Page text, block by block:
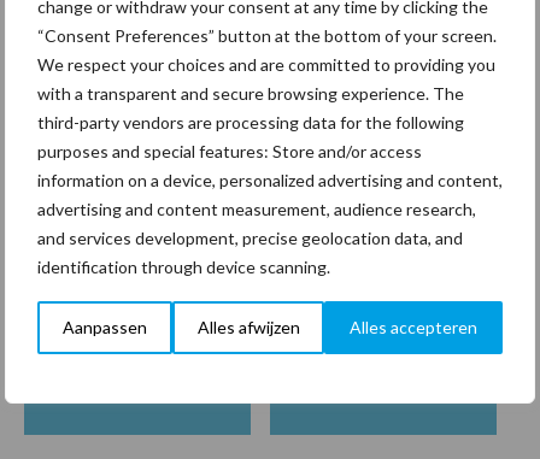
change or withdraw your consent at any time by clicking the
“Consent Preferences” button at the bottom of your screen.
We respect your choices and are committed to providing you
with a transparent and secure browsing experience. The
third-party vendors are processing data for the following
purposes and special features: Store and/or access
information on a device, personalized advertising and content,
advertising and content measurement, audience research,
and services development, precise geolocation data, and
identification through device scanning.
Aanpassen Alles afwijzen Alles accepteren
Hervorming flexibele
arbeidscontracten kent
mitsen en maren
Thema's Vakpartners